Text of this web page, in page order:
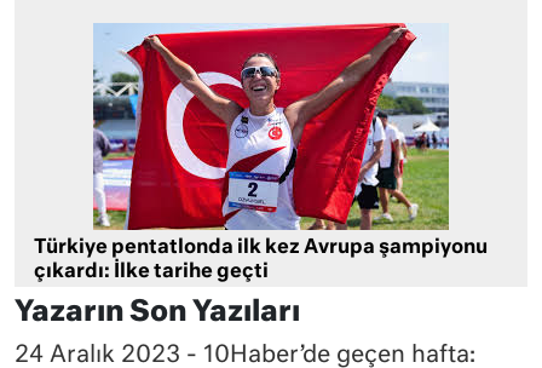
Türkiye pentatlonda ilk kez Avrupa şampiyonu
çıkardı: İlke tarihe geçti
Yazarın Son Yazıları
24 Aralık 2023 - 10Haber’de geçen hafta: